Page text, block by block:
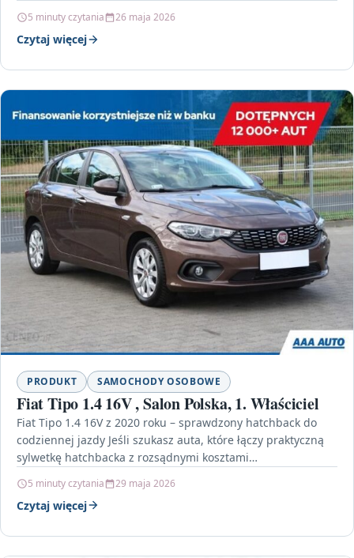
5 minuty czytania 26 maja 2026
Czytaj więcej
PRODUKT SAMOCHODY OSOBOWE
Fiat Tipo 1.4 16V , Salon Polska, 1. Właściciel
Fiat Tipo 1.4 16V z 2020 roku – sprawdzony hatchback do
codziennej jazdy Jeśli szukasz auta, które łączy praktyczną
sylwetkę hatchbacka z rozsądnymi kosztami…
5 minuty czytania 29 maja 2026
Czytaj więcej